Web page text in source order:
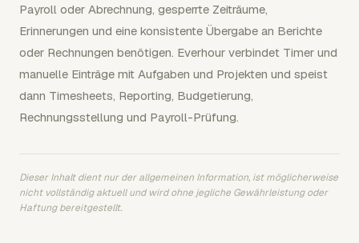
Payroll oder Abrechnung, gesperrte Zeiträume,
Erinnerungen und eine konsistente Übergabe an Berichte
oder Rechnungen benötigen. Everhour verbindet Timer und
manuelle Einträge mit Aufgaben und Projekten und speist
dann Timesheets, Reporting, Budgetierung,
Rechnungsstellung und Payroll-Prüfung.
Dieser Inhalt dient nur der allgemeinen Information, ist möglicherweise
nicht vollständig aktuell und wird ohne jegliche Gewährleistung oder
Haftung bereitgestellt.